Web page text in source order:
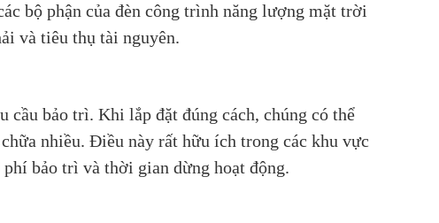
bộ phận của đèn công trình năng lượng mặt trời
và tiêu thụ tài nguyên.
bảo trì. Khi lắp đặt đúng cách, chúng có thể
nhiều. Điều này rất hữu ích trong các khu vực
bảo trì và thời gian dừng hoạt động.